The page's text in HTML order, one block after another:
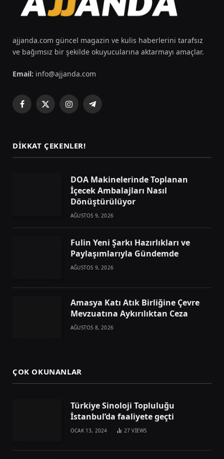
ajjanda.com güncel magazin ve kulis haberlerini tarafsız
ve bağımsız bir şekilde okuyucularına aktarmayı amaçlar.
Email: info@ajjanda.com
Facebook
X
InstagramTelegram
DIKKAT ÇEKENLER!
DOA Makinelerinde Toplanan
İçecek Ambalajları Nasıl
Dönüştürülüyor
AĞUSTOS 9, 2026
Fulin Yeni Şarkı Hazırlıkları ve
Paylaşımlarıyla Gündemde
AĞUSTOS 9, 2026
Amasya Katı Atık Birliğine Çevre
Mevzuatına Aykırılıktan Ceza
AĞUSTOS 8, 2026
ÇOK OKUNANLAR
Türkiye Sinoloji Topluluğu
İstanbul’da faaliyete geçti
OCAK 13, 2024 27VIEWS